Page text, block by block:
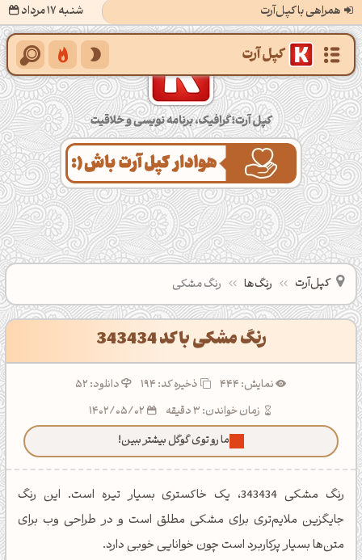
همراهی با کپل‌آرت شنبه 17 مرداد کپل‌آرت؛ گرافیک، برنامه‌نویسی و خلاقیت
کپل‌آرت رنگ‌ها رنگ مشکی
رنگ مشکی با کد 343434
نمایش: 444 ذخیره کد:194
دانلود: 52
زمان خواندن: 3 دقیقه
ما رو توی گوگل بیشتر ببین!
رنگ مشکی 343434، یک خاکستری بسیار تیره است. این رنگ
جایگزین ملایم‌تری برای مشکی مطلق است و در طراحی وب برای
متن‌ها بسیار پرکاربرد است چون خوانایی خوبی دارد.